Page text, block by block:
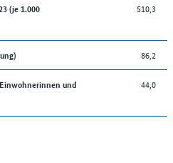
(je 1.000
510,3
86,2
und
44,0